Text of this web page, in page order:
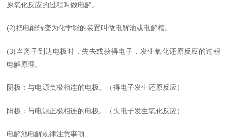
原氧化反应的过程叫做电解。
(2)把电能转变为化学能的装置叫做电解池或电解槽。
(3)当离子到达电极时，失去或获得电子，发生氧化还原反应的过程
电解原理。
阴极：与电源负极相连的电极。（得电子发生还原反应）
阳极：与电源正极相连的电极。（失电子发生氧化反应）
电解池电解规律注意事项